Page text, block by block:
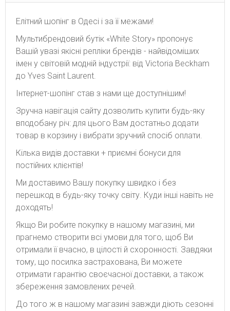
Елітний шопінг в Одесі і за її межами!
Мультибрендовий бутік «White Story» пропонує
Вашій увазі якісні репліки брендів - найвідоміших
імен у світовій модній індустрії: від Victoria Beckham
до Yves Saint Laurent.
Інтернет-шопінг став з нами ще доступнішим!
Зручна навігація сайту дозволить купити будь-яку
вподобану річ: для цього Вам достатньо додати
товар в корзину і вибрати зручний спосіб оплати.
Кілька видів доставки + приємні бонуси для
постійних клієнтів!
Ми доставимо Вашу покупку швидко і без
перешкод в будь-яку точку світу. Куди інші навіть не
доходять!
Якщо Ви робите покупку в нашому магазині, ми
прагнемо створити всі умови для того, щоб Ви
отримали її вчасно, в цілості й схоронності. Завдяки
тому, що посилка застрахована, Ви можете
отримати гарантію своєчасної доставки, а також
збереження замовлених речей.
До того ж в нашому магазині завжди діють сезонні